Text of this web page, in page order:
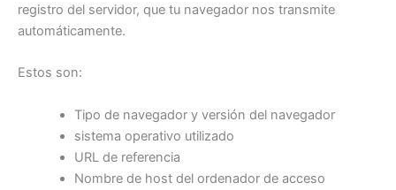
registro del servidor, que tu navegador nos transmite
automáticamente.
Estos son:
Tipo de navegador y versión del navegador
sistema operativo utilizado
URL de referencia
Nombre de host del ordenador de acceso